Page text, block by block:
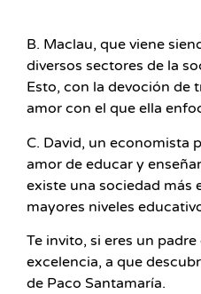
B. Maclau, que viene
diversos sectores de la
Esto, con la devoción de
amor con el que ella
C. David, un economista
amor de educar y
existe una sociedad más
mayores niveles
Te invito, si eres un
excelencia, a que
de Paco Santamaría.